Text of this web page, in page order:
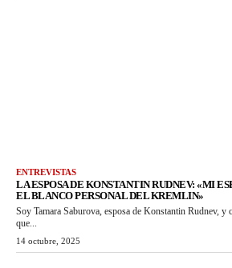
ENTREVISTAS
LA ESPOSA DE KONSTANTIN RUDNEV: «MI
EL BLANCO PERSONAL DEL KREMLIN»
Soy Tamara Saburova, esposa de Konstantin Rudnev, y
que...
14 octubre, 2025